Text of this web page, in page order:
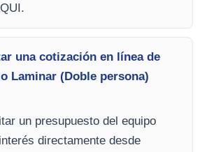
una cotización en línea de
Laminar (Doble persona)
un presupuesto del equipo
directamente desde